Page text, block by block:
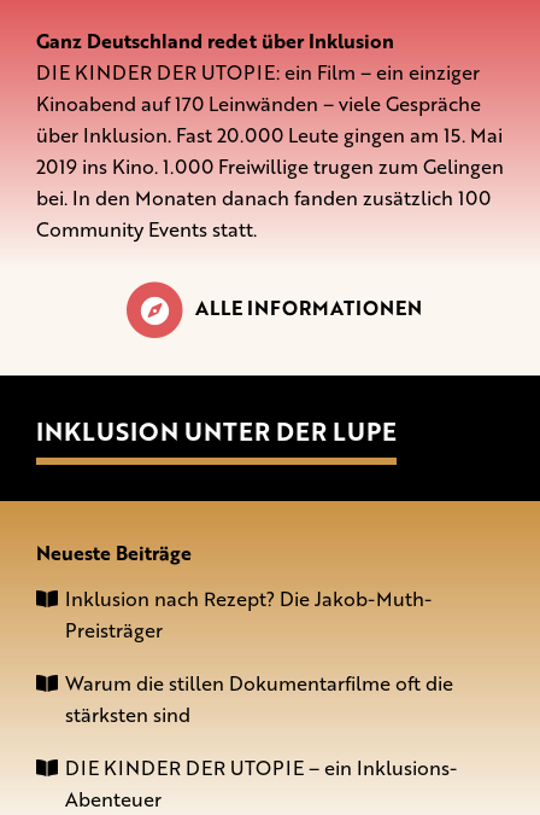
Ganz Deutschland redet über Inklusion
DIE KINDER DER UTOPIE: ein Film – ein einziger
Kinoabend auf 170 Leinwänden – viele Gespräche
über Inklusion. Fast 20.000 Leute gingen am 15. Mai
2019 ins Kino. 1.000 Freiwillige trugen zum Gelingen
bei. In den Monaten danach fanden zusätzlich 100
Community Events statt.
ALLE INFORMATIONEN
INKLUSION UNTER DER LUPE
Neueste Beiträge
Inklusion nach Rezept? Die Jakob-Muth-
Preisträger
Warum die stillen Dokumentarfilme oft die
stärksten sind
DIE KINDER DER UTOPIE – ein Inklusions-
Abenteuer